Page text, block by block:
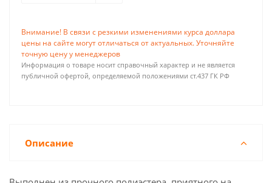
Внимание! В связи с резкими изменениями курса доллара
цены на сайте могут отличаться от актуальных. Уточняйте
точную цену у менеджеров
Информация о товаре носит справочный характер и не является
публичной офертой, определяемой положениями ст.437 ГК РФ
Описание